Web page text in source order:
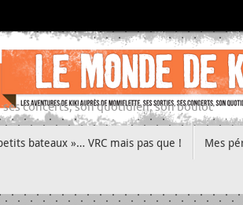
concerts, son quotidien, son boulot
bateaux »… VRC mais pas que ! Mes